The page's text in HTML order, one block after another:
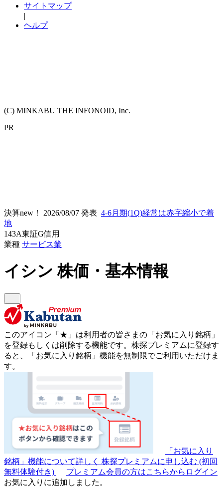
サイトマップ
|
ヘルプ
(C) MINKABU THE INFONOID, Inc.
PR
決算new！ 2026/08/07 発表 4-6月期(1Q)経常は赤字縮小で着
地
143A東証G信用
業種 サービス業
イシン株価・基本情報
このアイコン 「★」 は利用者の皆さまの 「お気に入り銘柄」
を登録もしくは削除する機能です。 株探プレミアムに登録す
ると、「お気に入り銘柄」機能を無制限でご利用いただけま
す。
「お気に入り
銘柄」機能について詳しく 株探プレミアムに申し込む (初回
無料体験付き)
プレミアム会員の方はこちらからログイン
お気に入りに追加しました。